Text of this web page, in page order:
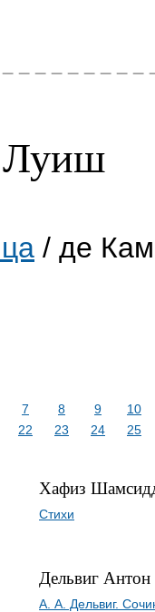
Луиш
/ де
7 8 9
10
22 23 24 25
Хафиз
Стихи
Дельвиг
А. А. Дельвиг.